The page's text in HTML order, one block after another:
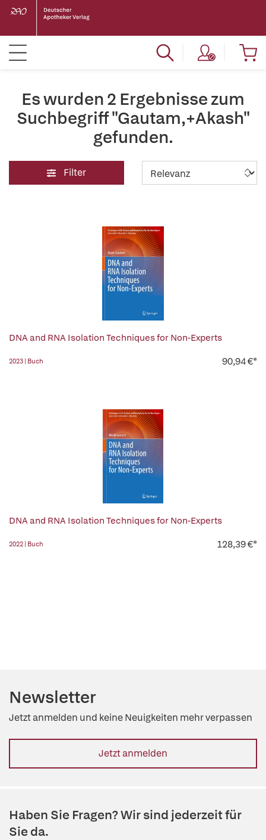
Es wurden 2 Ergebnisse zum
Suchbegriff "Gautam,+Akash"
gefunden.
Filter
DNA and RNA Isolation Techniques for Non-Experts
2023 | Buch 90,94 €*
DNA and RNA Isolation Techniques for Non-Experts
2022 | Buch 128,39 €*
Newsletter
Jetzt anmelden und keine Neuigkeiten mehr verpassen
Jetzt anmelden
Haben Sie Fragen? Wir sind jederzeit für
Sie da.